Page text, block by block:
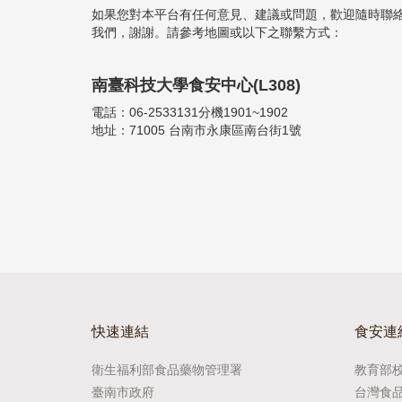
如果您對本平台有任何意見、建議或問題，歡迎隨時聯
我們，謝謝。請參考地圖或以下之聯繫方式：
南臺科技大學食安中心(L308)
電話：06-2533131分機1901~1902
地址：71005 台南市永康區南台街1號
快速連結
衛生福利部食品藥物管理署
臺南市政府
食安連
教育部
台灣食